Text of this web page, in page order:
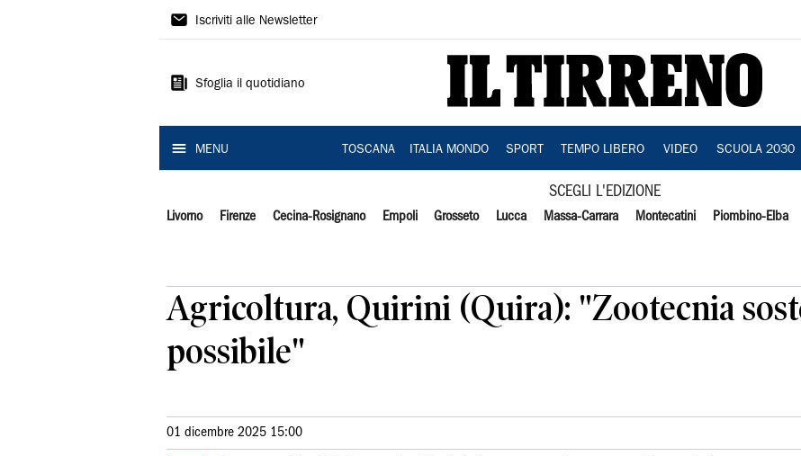
Il
Iscriviti alle Newsletter
Sfoglia il quotidiano
MENU TOSCANA ITALIA MONDO SPORT TEMPO LIBERO VIDEO SCUOLA 2030
SCEGLI L'EDIZIONE
Livorno Firenze Cecina-Rosignano Empoli Grosseto Lucca Massa-Carrara Montecatini Piombino-Elba
Agricoltura, Quirini (Quira): "Zootecnia
possibile"
01 dicembre 2025 15:00